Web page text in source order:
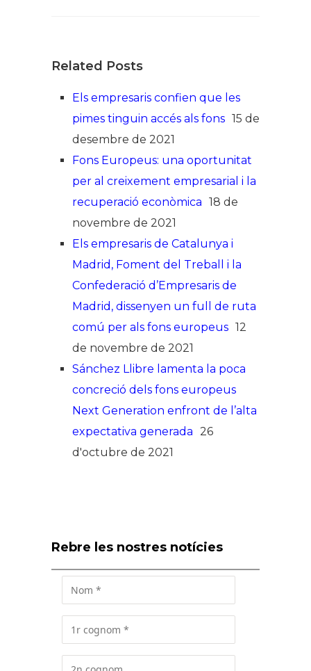
Related Posts
Els empresaris confien que les
pimes tinguin accés als fons 15 de
desembre de 2021
Fons Europeus: una oportunitat
per al creixement empresarial i la
recuperació econòmica 18 de
novembre de 2021
Els empresaris de Catalunya i
Madrid, Foment del Treball i la
Confederació d’Empresaris de
Madrid, dissenyen un full de ruta
comú per als fons europeus 12
de novembre de 2021
Sánchez Llibre lamenta la poca
concreció dels fons europeus
Next Generation enfront de l’alta
expectativa generada 26
d'octubre de 2021
Rebre les nostres notícies